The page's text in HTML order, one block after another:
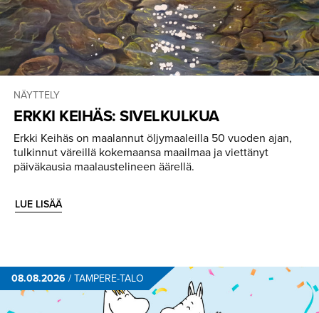
NÄYTTELY
ERKKI KEIHÄS: SIVELKULKUA
Erkki Keihäs on maalannut öljymaaleilla 50 vuoden ajan,
tulkinnut väreillä kokemaansa maailmaa ja viettänyt
päiväkausia maalaustelineen äärellä.
LUE LISÄÄ
08.08.2026 /TAMPERE-TALO